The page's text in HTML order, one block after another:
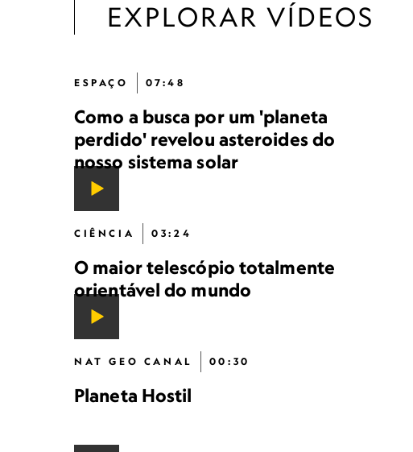
EXPLORAR VÍDEOS
ESPAÇO 07:48
Como a busca por um 'planeta
perdido' revelou asteroides do
nosso sistema solar
CIÊNCIA 03:24
O maior telescópio totalmente
orientável do mundo
NAT GEO CANAL 00:30
Planeta Hostil